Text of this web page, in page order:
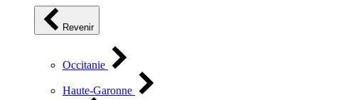
Revenir
Occitanie
Haute-Garonne